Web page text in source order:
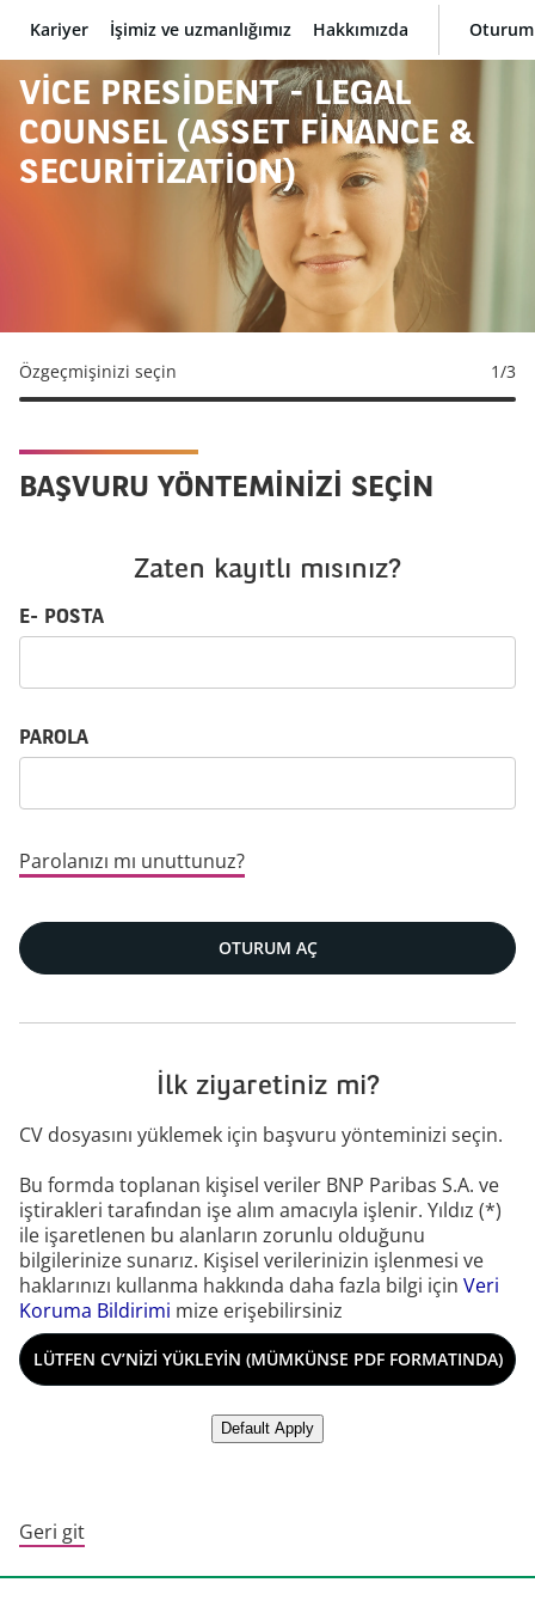
BNP Paribas
Kariyer İşimiz ve uzmanlığımız Hakkımızda
VICE PRESIDENT - LEGAL
COUNSEL (ASSET FINANCE &
SECURITIZATION)
Özgeçmişinizi seçin 1/3
BAŞVURU YÖNTEMINIZI SEÇIN
Zaten kayıtlı mısınız?
Oturum aç: kullanıcı adı ve parola
E- POSTA
PAROLA
Parolanızı mı unuttunuz?
OTURUM AÇ
İlk ziyaretiniz mi?
CV dosyasını yüklemek için başvuru yönteminizi seçin.
Bu formda toplanan kişisel veriler BNP Paribas S.A. ve
iştirakleri tarafından işe alım amacıyla işlenir. Yıldız (*)
ile işaretlenen bu alanların zorunlu olduğunu
bilgilerinize sunarız. Kişisel verilerinizin işlenmesi ve
haklarınızı kullanma hakkında daha fazla bilgi için Veri
Koruma Bildirimi mize erişebilirsiniz
LÜTFEN CV’NIZI YÜKLEYIN (MÜMKÜNSE PDF FORMATINDA)
CV dosyası yükle
Default Apply
LlinkedIn’den CV yükle
Geri git